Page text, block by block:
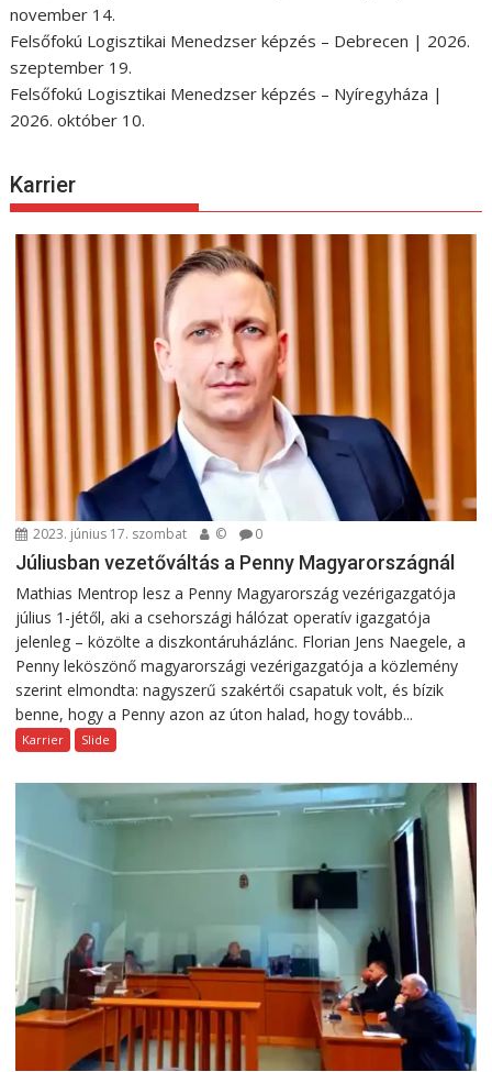
november 14.
Felsőfokú Logisztikai Menedzser képzés – Debrecen | 2026.
szeptember 19.
Felsőfokú Logisztikai Menedzser képzés – Nyíregyháza |
2026. október 10.
Karrier
2023. június 17. szombat © 0
Júliusban vezetőváltás a Penny Magyarországnál
Mathias Mentrop lesz a Penny Magyarország vezérigazgatója
július 1-jétől, aki a csehországi hálózat operatív igazgatója
jelenleg – közölte a diszkontáruházlánc. Florian Jens Naegele, a
Penny leköszönő magyarországi vezérigazgatója a közlemény
szerint elmondta: nagyszerű szakértői csapatuk volt, és bízik
benne, hogy a Penny azon az úton halad, hogy tovább...
Karrier Slide